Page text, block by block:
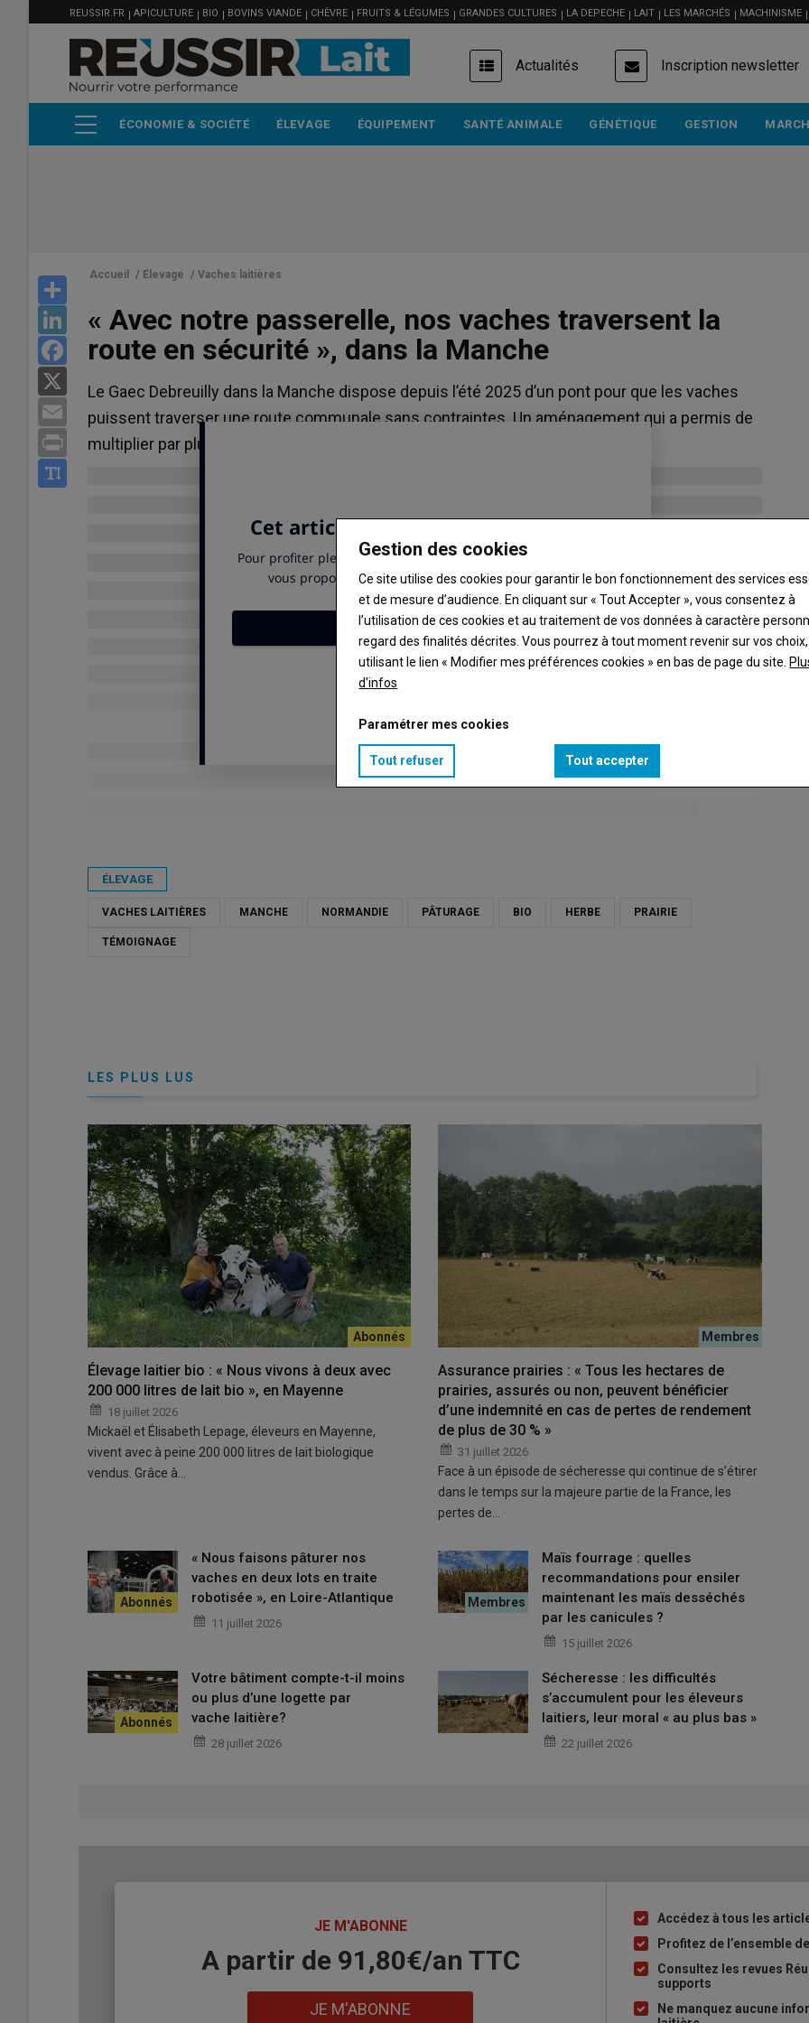
MENU
FILIÈRE
REUSSIR.FR APICULTURE BIO BOVINS VIANDE CHÈVRE FRUITS & LÉGUMES GRANDES CULTURES LA DEPECHE LAIT LES MARCHÉS MACHINISME
USER
ACCOUNT
MENU
Actualités Inscription newsletter
ÉCONOMIE & SOCIÉTÉ ÉLEVAGE ÉQUIPEMENT SANTÉ ANIMALE GÉNÉTIQUE GESTION
LinkedIn
Facebook
Email
Print
Accueil / Élevage / Vaches laitières
« Avec notre passerelle, nos vaches traversent la
route en sécurité », dans la Manche
Le Gaec Debreuilly dans la Manche dispose depuis l’été 2025 d’un pont pour que les vaches
puissent traverser une route communale sans contraintes. Un aménagement qui a permis de
multiplier par plus de deux la surface de pâturage accessible.
« Le pont nous a permis de faire davantage pâturer les vaches et d'envisager l'arrêt de l'affouragement en vert »
© S. Bossière
« Nous avons installé unrobot en 2014 et nous avons réalisé une conversion bioen 2016, rapporte Laurence
Debreuilly, éleveuse dans la Manche. Nous avions besoin de plus de surface pour
parcellaire se trouvait séparé en deux par une route communale. Pour accéder à ces parcelles, il nous aurait fallu
systématiquement être deux pour couper cette route fortement fréquentée. Finalement, nous avons eu l’opportunité
d’acheter une parcelle de 3 ha qui se trouvait au cœur du parcellaire. Cela nous a donné la possibilité de réaliser une
Lire aussi :Le boviduc pour aller pâturer en toute sécurité plus loin et plus vite
Construction d’une passerelle pour 53 000 euros
La passerelle métallique repose sur deux pylônes dont l'implantation ne modifie pas la route. © C. Tostain
ÉLEVAGE
VACHES LAITIÈRES MANCHE NORMANDIE PÂTURAGE BIO HERBE PRAIRIE
TÉMOIGNAGE
LES PLUS LUS
Élevage laitier bio : « Nous vivons à deux avec
200 000 litres de lait bio », en Mayenne
18 juillet 2026
Mickaël et Élisabeth Lepage, éleveurs en Mayenne,
vivent avec à peine 200 000 litres de lait biologique
vendus. Grâce à…
Assurance prairies : « Tous les hectares de
prairies, assurés ou non, peuvent bénéficier
d’une indemnité en cas de pertes de rendement
de plus de 30 % »
31 juillet 2026
Face à un épisode de sécheresse qui continue de s’étirer
dans le temps sur la majeure partie de la France, les
pertes de…
« Nous faisons pâturer nos
vaches en deux lots en traite
robotisée », en Loire-Atlantique
11 juillet 2026
Maïs fourrage : quelles
recommandations pour ensiler
maintenant les maïs desséchés
par les canicules ?
15 juillet 2026
Votre bâtiment compte-t-il moins
ou plus d’une logette par
vache laitière?
28 juillet 2026
Sécheresse : les difficultés
s’accumulent pour les éleveurs
laitiers, leur moral « au plus bas »
22 juillet 2026
JE M'ABONNE
BodyA partir de 91,80€/an​ TTC
JE M'ABONNE
Liste
à
puce
Accédez à tous les
Profitez de l’ensemble
Consultez les revues
supports
Ne manquez aucune
Gestion des cookies
Ce site utilise des cookies pour garantir le bon fonctionnement des services
et de mesure d’audience. En cliquant sur « Tout Accepter », vous consentez à
l’utilisation de ces cookies et au traitement de vos données à caractère
regard des finalités décrites. Vous pourrez à tout moment revenir sur vos
utilisant le lien « Modifier mes préférences cookies » en bas de page du site.
d'infos
Paramétrer mes cookies
Tout refuser Tout accepter